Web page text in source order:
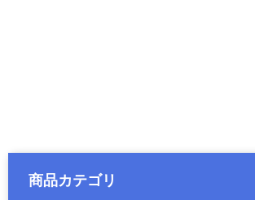
商品カテゴリ